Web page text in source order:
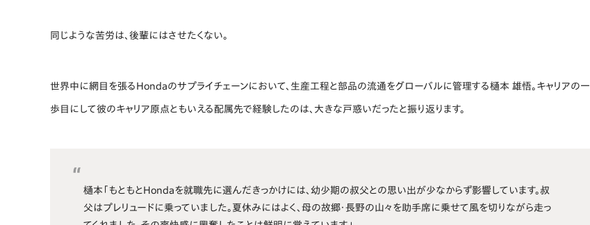
同じような苦労は、後輩にはさせたくない。
世界中に網目を張るHondaのサプライチェーンにおいて、生産工程と部品の流通をグローバルに管理する樋本 雄悟。キャリアの一
歩目にして彼のキャリア原点ともいえる配属先で経験したのは、大きな戸惑いだったと振り返ります。
樋本「もともとHondaを就職先に選んだきっかけには、幼少期の叔父との思い出が少なからず影響しています。叔
父はプレリュードに乗っていました。夏休みにはよく、母の故郷・長野の山々を助手席に乗せて風を切りながら走っ